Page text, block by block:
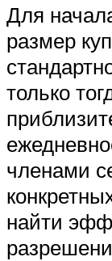
Для
размер
только
членами
найти